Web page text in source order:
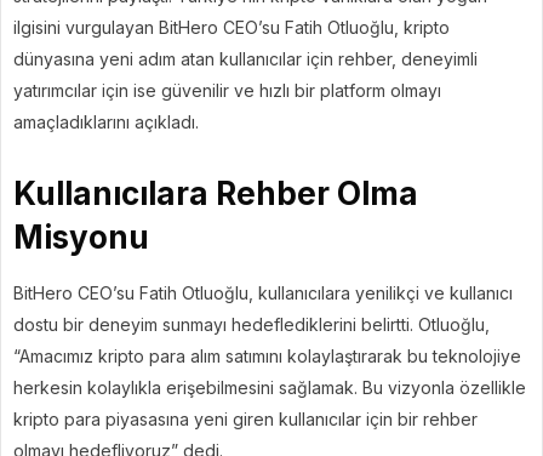
ilgisini vurgulayan BitHero CEO’su Fatih Otluoğlu, kripto
dünyasına yeni adım atan kullanıcılar için rehber, deneyimli
yatırımcılar için ise güvenilir ve hızlı bir platform olmayı
amaçladıklarını açıkladı.
Kullanıcılara Rehber Olma
Misyonu
BitHero CEO’su Fatih Otluoğlu, kullanıcılara yenilikçi ve kullanıcı
dostu bir deneyim sunmayı hedeflediklerini belirtti. Otluoğlu,
“Amacımız kripto para alım satımını kolaylaştırarak bu teknolojiye
herkesin kolaylıkla erişebilmesini sağlamak. Bu vizyonla özellikle
kripto para piyasasına yeni giren kullanıcılar için bir rehber
olmayı hedefliyoruz” dedi.